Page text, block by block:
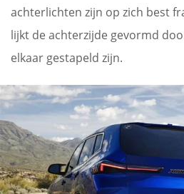
achterlichten zijn op zich best
lijkt de achterzijde gevormd
elkaar gestapeld zijn.